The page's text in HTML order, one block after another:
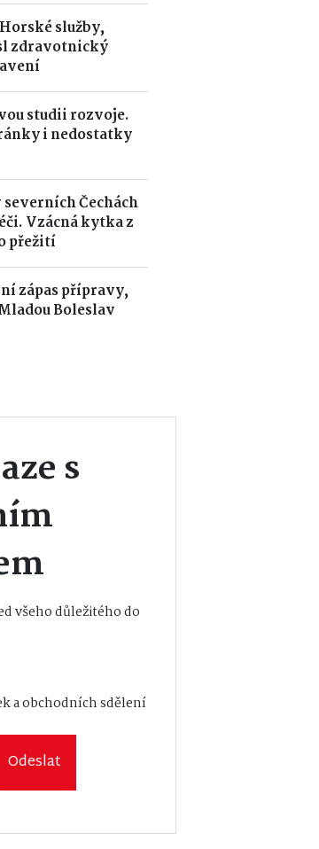
služby,
zdravotnický
studii rozvoje.
i nedostatky
Čechách
Vzácná kytka z
přežití
zápas přípravy,
Boleslav
s
všeho důležitého do
a obchodních sdělení
Odeslat